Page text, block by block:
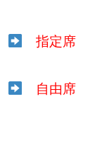
指定席
自由席